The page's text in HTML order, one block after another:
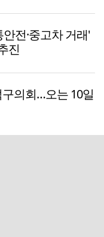
전·중고차 거래'
진
의회…오는 10일